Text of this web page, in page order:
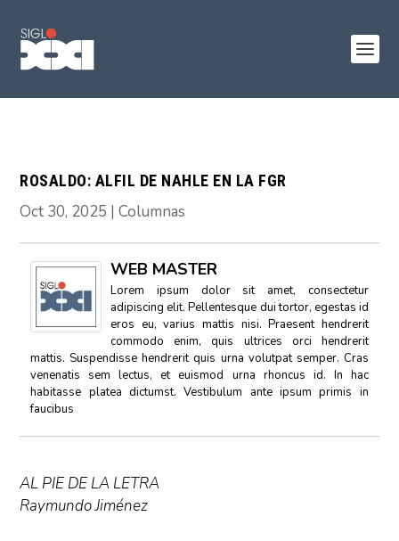
ROSALDO: ALFIL DE NAHLE EN LA FGR
Oct 30, 2025 |Columnas
WEB MASTER
Lorem ipsum dolor sit amet, consectetur
adipiscing elit. Pellentesque dui tortor, egestas id
eros eu, varius mattis nisi. Praesent hendrerit
commodo enim, quis ultrices orci hendrerit
mattis. Suspendisse hendrerit quis urna volutpat semper. Cras
venenatis sem lectus, et euismod urna rhoncus id. In hac
habitasse platea dictumst. Vestibulum ante ipsum primis in
faucibus
AL PIE DE LA LETRA
Raymundo Jiménez